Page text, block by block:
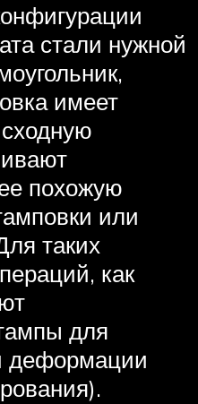
стали нужной
имеет
похожую
или
таких
как
для
деформации